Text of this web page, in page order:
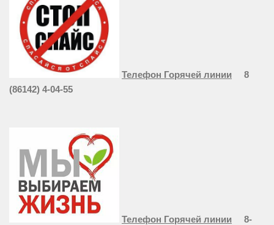
Телефон Горячей линии
8
(86142) 4-04-55
Телефон Горячей линии
8-